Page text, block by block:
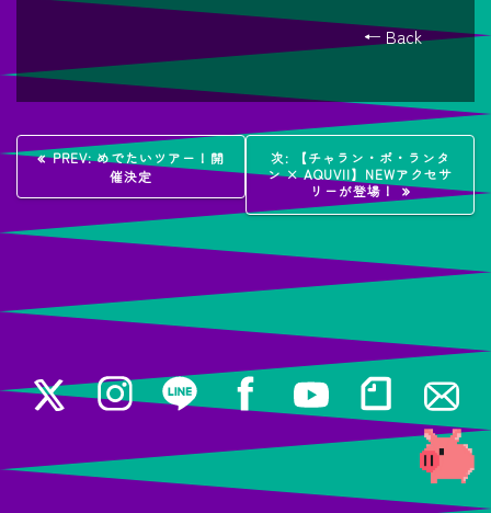
← Back
投
稿
ナ
ビ
ー
ョ
PREV: 過
投
稿:
めでたいツアー！開
催決定
次:
次
の
稿:
【チャラン・ポ・ランタ
ン × AQUVII】NEWアクセサ
リーが登場！